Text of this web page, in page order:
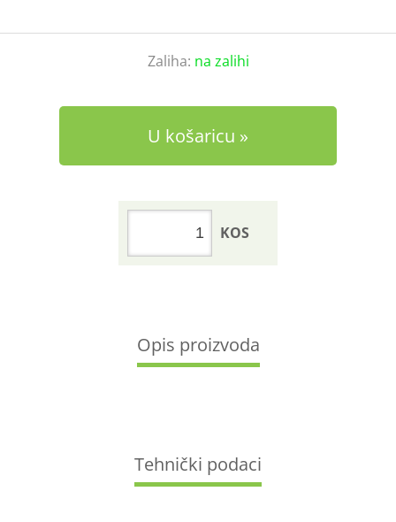
Zaliha: na zalihi
U košaricu
KOS
Opis proizvoda
Tehnički podaci